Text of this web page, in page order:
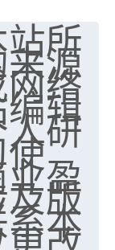
所
源
络
辑
研
盈
版
本
11
15